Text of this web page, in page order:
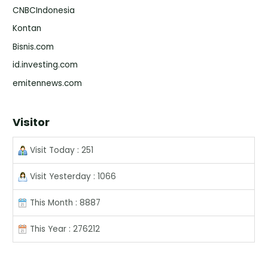
CNBCIndonesia
Kontan
Bisnis.com
id.investing.com
emitennews.com
Visitor
Visit Today : 251
Visit Yesterday : 1066
This Month : 8887
This Year : 276212